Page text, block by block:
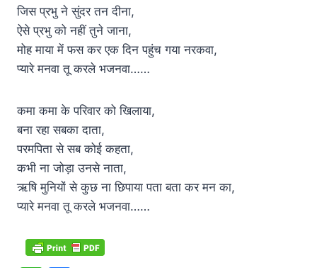
जिस प्रभु ने सुंदर तन दीना,
ऐसे प्रभु को नहीं तुने जाना,
मोह माया में फस कर एक दिन पहुंच गया नरकवा,
प्यारे मनवा तू करले भजनवा……
कमा कमा के परिवार को खिलाया,
बना रहा सबका दाता,
परमपिता से सब कोई कहता,
कभी ना जोड़ा उनसे नाता,
ऋषि मुनियों से कुछ ना छिपाया पता बता कर मन का,
प्यारे मनवा तू करले भजनवा……